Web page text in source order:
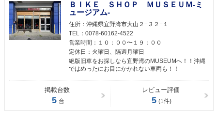
ＢＩＫＥ ＳＨＯＰ ＭＵＳＥＵＭ-ミ
ュージアム-
住所： 沖縄県宜野湾市大山２−３２−１
TEL： 0078-60162-4522
営業時間： １０：００〜１９：００
定休日： 火曜日、隔週月曜日
絶版旧車をお探しなら宜野湾のMUSEUMへ！！沖縄
ではめったにお目にかかれない車両も！！
掲載台数
5 台
レビュー評価
5 (1件)